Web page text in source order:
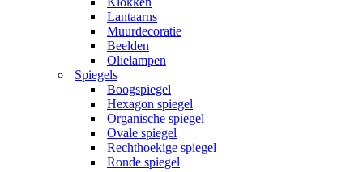
Lantaarns
Muurdecoratie
Beelden
Olielampen
Spiegels
Boogspiegel
Hexagon spiegel
Organische spiegel
Ovale spiegel
Rechthoekige spiegel
Ronde spiegel